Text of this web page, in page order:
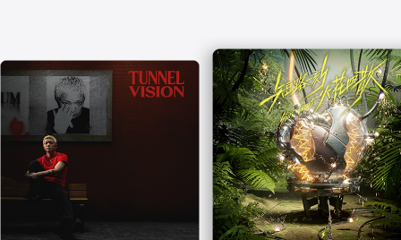
口
中
打
开)